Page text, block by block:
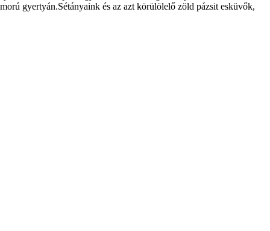
gyertyán.Sétányaink és az azt körülölelő zöld pázsit esküvők,